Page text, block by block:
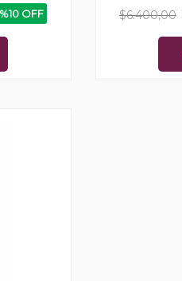
OFF $6.400,00